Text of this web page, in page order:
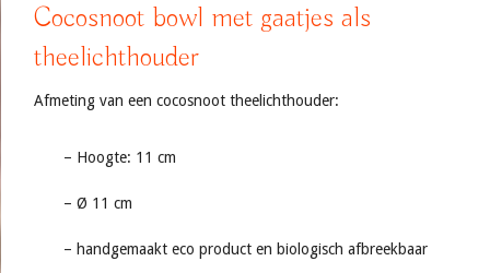
Cocosnoot bowl met gaatjes als
theelichthouder
Afmeting van een cocosnoot theelichthouder:
– Hoogte: 11 cm
– Ø 11 cm
– handgemaakt eco product en biologisch afbreekbaar